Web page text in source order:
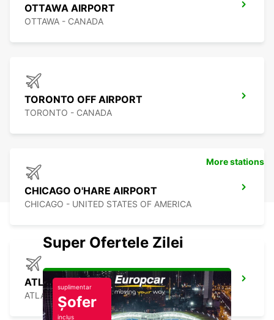
OTTAWA AIRPORT
OTTAWA - CANADA
TORONTO OFF AIRPORT
TORONTO - CANADA
CHICAGO O'HARE AIRPORT
CHICAGO - UNITED STATES OF AMERICA
ATLANTA AIRPORT
ATLANTA - UNITED STATES OF AMERICA
More stations
Super Ofertele Zilei
suplimentar
Șofer
inclus